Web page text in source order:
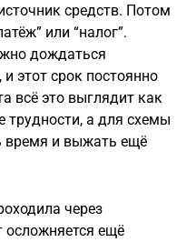
средств. Потом
или “налог”.
дождаться
этот срок постоянно
всё это выглядит как
трудности, а для схемы
время и выжать ещё
через
осложняется ещё